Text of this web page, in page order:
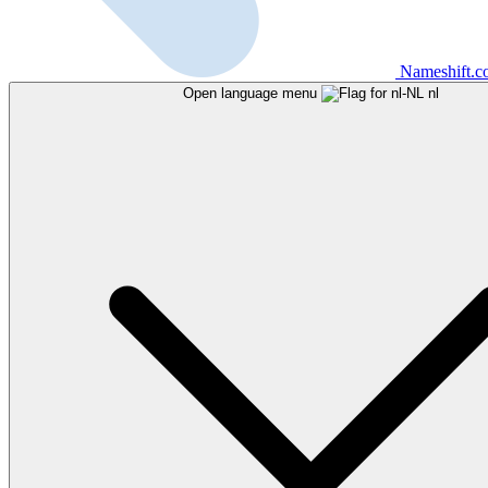
Open language menu nl